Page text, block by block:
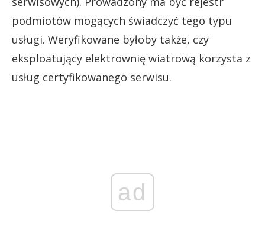
podmiotów mogących świadczyć tego typu
usługi. Weryfikowane byłoby także, czy
eksploatujący elektrownię wiatrową korzysta z
usług certyfikowanego serwisu.
ad